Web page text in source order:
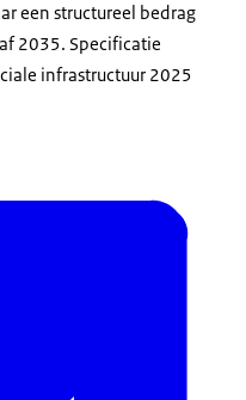
een structureel bedrag
2035. Specificatie
infrastructuur 2025